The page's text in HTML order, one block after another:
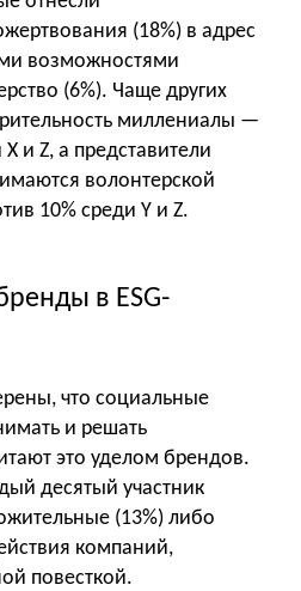
(18%) в адрес
возможностями
(6%). Чаще других
миллениалы —
и Z, а представители
волонтерской
10% среди Y и Z.
в ESG-
что социальные
и решать
это уделом брендов.
десятый участник
(13%) либо
компаний,
повесткой.